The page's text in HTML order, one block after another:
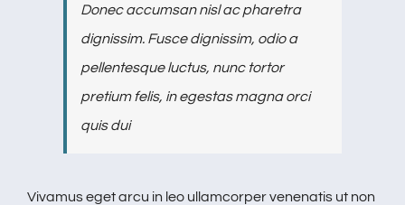
Donec accumsan nisl ac pharetra
dignissim. Fusce dignissim, odio a
pellentesque luctus, nunc tortor
pretium felis, in egestas magna orci
quis dui
Vivamus eget arcu in leo ullamcorper venenatis ut non